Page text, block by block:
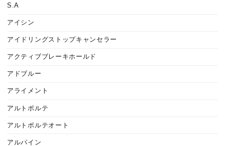
S.A
アイシン
アイドリングストップキャンセラー
アクティブブレーキホールド
アドブルー
アライメント
アルトポルテ
アルトポルテオート
アルパイン